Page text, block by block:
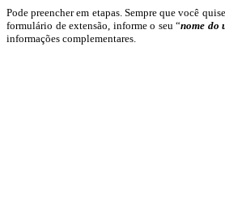
Pode preencher em etapas. Sempre que você
formulário de extensão, informe o seu “nome do
informações complementares.